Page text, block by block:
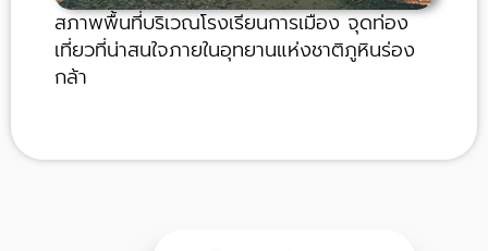
สภาพพื้นที่บริเวณโรงเรียนการเมือง จุดท่อง
เที่ยวที่น่าสนใจภายในอุทยานแห่งชาติภูหินร่อง
กล้า